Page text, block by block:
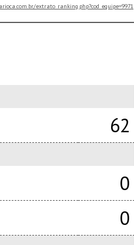
extrato_ranking.php?cod_equipe=9971
62
0
0